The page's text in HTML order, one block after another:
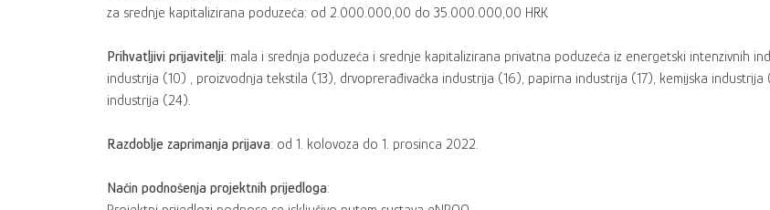
za srednje kapitalizirana poduzeća: od 2.000.000,00 do 35.000.000,00 HRK
Prihvatljivi prijavitelji: mala i srednja poduzeća i srednje kapitalizirana privatna poduzeća iz energetski intenzivnih
industrija (10) , proizvodnja tekstila (13), drvoprerađivačka industrija (16), papirna industrija (17), kemijska
industrija (24).
Razdoblje zaprimanja prijava: od 1. kolovoza do 1. prosinca 2022.
Način podnošenja projektnih prijedloga: